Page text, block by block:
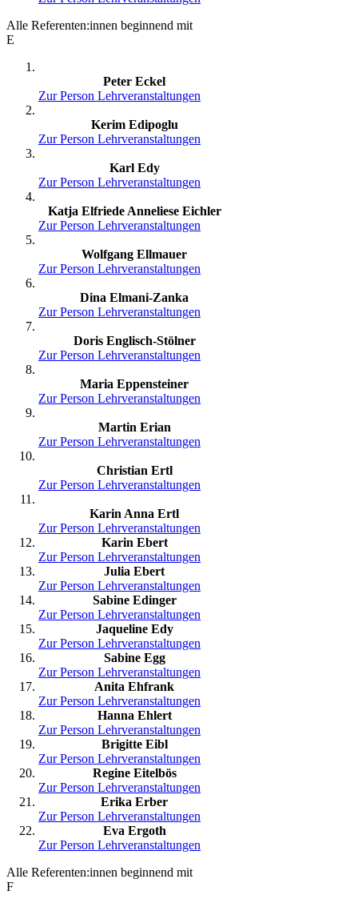
Alle Referenten:innen beginnend mit
E
Peter Eckel
Zur Person Lehrveranstaltungen
Kerim Edipoglu
Zur Person Lehrveranstaltungen
Karl Edy
Zur Person Lehrveranstaltungen
Katja Elfriede Anneliese Eichler
Zur Person Lehrveranstaltungen
Wolfgang Ellmauer
Zur Person Lehrveranstaltungen
Dina Elmani-Zanka
Zur Person Lehrveranstaltungen
Doris Englisch-Stölner
Zur Person Lehrveranstaltungen
Maria Eppensteiner
Zur Person Lehrveranstaltungen
Martin Erian
Zur Person Lehrveranstaltungen
Christian Ertl
Zur Person Lehrveranstaltungen
Karin Anna Ertl
Zur Person Lehrveranstaltungen
Karin Ebert
Zur Person Lehrveranstaltungen
Julia Ebert
Zur Person Lehrveranstaltungen
Sabine Edinger
Zur Person Lehrveranstaltungen
Jaqueline Edy
Zur Person Lehrveranstaltungen
Sabine Egg
Zur Person Lehrveranstaltungen
Anita Ehfrank
Zur Person Lehrveranstaltungen
Hanna Ehlert
Zur Person Lehrveranstaltungen
Brigitte Eibl
Zur Person Lehrveranstaltungen
Regine Eitelbös
Zur Person Lehrveranstaltungen
Erika Erber
Zur Person Lehrveranstaltungen
Eva Ergoth
Zur Person Lehrveranstaltungen
Alle Referenten:innen beginnend mit
F